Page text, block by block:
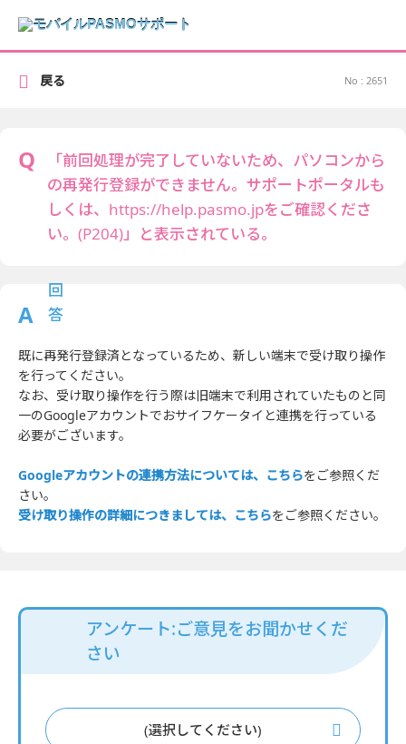
No : 2651
「前回処理が完了していないため、パソコンから
の再発行登録ができません。サポートポータルも
しくは、https://help.pasmo.jpをご確認くださ
い。(P204)」と表示されている。
既に再発行登録済となっているため、新しい端末で受け取り操作
を行ってください。
なお、受け取り操作を行う際は旧端末で利用されていたものと同
一のGoogleアカウントでおサイフケータイと連携を行っている
必要がございます。
Googleアカウントの連携方法については、こちらをご参照くだ
さい。
受け取り操作の詳細につきましては、こちらをご参照ください。
戻る
アンケート:ご意見をお聞かせくだ
さい
(選択してください)